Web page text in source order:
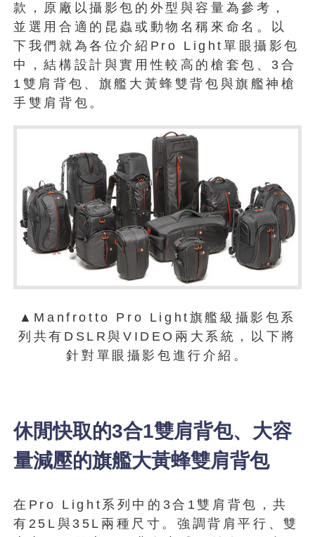
款，原廠以攝影包的外型與容量為參考，
並選用合適的昆蟲或動物名稱來命名。以
下我們就為各位介紹Pro Light單眼攝影包
中，結構設計與實用性較高的槍套包、3合
1雙肩背包、旗艦大黃蜂雙背包與旗艦神槍
手雙肩背包。
▲Manfrotto Pro Light旗艦級攝影包系
列共有DSLR與VIDEO兩大系統，以下將
針對單眼攝影包進行介紹。
休閒快取的3合1雙肩背包、大容
量減壓的旗艦大黃蜂雙肩背包
在Pro Light系列中的3合1雙肩背包，共
有25L與35L兩種尺寸。強調背肩平行、雙